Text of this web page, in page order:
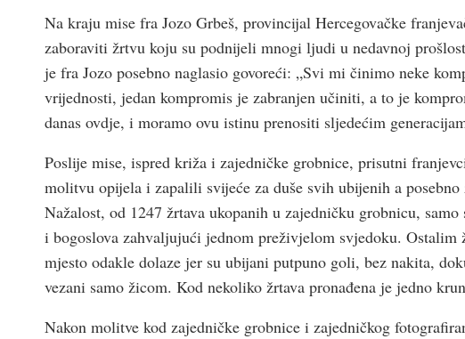
Na kraju mise fra Jozo Grbeš, provincijal Hercegovačke
zaboraviti žrtvu koju su podnijeli mnogi ljudi u nedavnoj
je fra Jozo posebno naglasio govoreći: „Svi mi činimo neke
vrijednosti, jedan kompromis je zabranjen učiniti, a to je
danas ovdje, i moramo ovu istinu prenositi sljedećim
Poslije mise, ispred križa i zajedničke grobnice, prisutni
molitvu opijela i zapalili svijeće za duše svih ubijenih a
Nažalost, od 1247 žrtava ukopanih u zajedničku grobnicu,
i bogoslova zahvaljujući jednom preživjelom svjedoku.
mjesto odakle dolaze jer su ubijani putpuno goli, bez nakita,
vezani samo žicom. Kod nekoliko žrtava pronađena je jedno
Nakon molitve kod zajedničke grobnice i zajedničkog